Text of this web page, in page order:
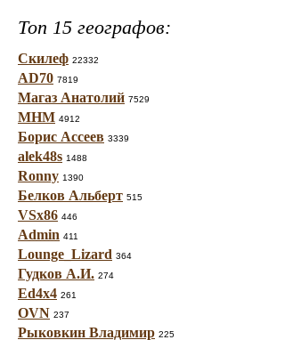
Топ 15 географов:
Скилеф 22332
AD70 7819
Магаз Анатолий 7529
МНМ 4912
Борис Ассеев 3339
alek48s 1488
Ronny 1390
Белков Альберт 515
VSx86 446
Admin 411
Lounge_Lizard 364
Гудков А.И. 274
Ed4x4 261
OVN 237
Рыковкин Владимир 225